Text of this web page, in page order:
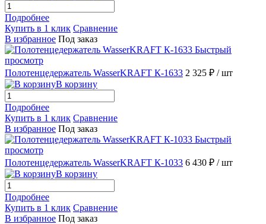
Подробнее
Купить в 1 клик Сравнение
В избранное Под заказ
Быстрый
просмотр
Полотенцедержатель WasserKRAFT К-1633 2 325 ₽ / шт
В корзину
Подробнее
Купить в 1 клик Сравнение
В избранное Под заказ
Быстрый
просмотр
Полотенцедержатель WasserKRAFT К-1033 6 430 ₽ / шт
В корзину
Подробнее
Купить в 1 клик Сравнение
В избранное Под заказ